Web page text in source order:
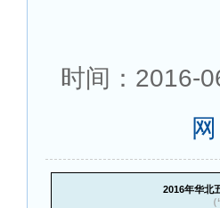
时间：2016-
网
2016年华北